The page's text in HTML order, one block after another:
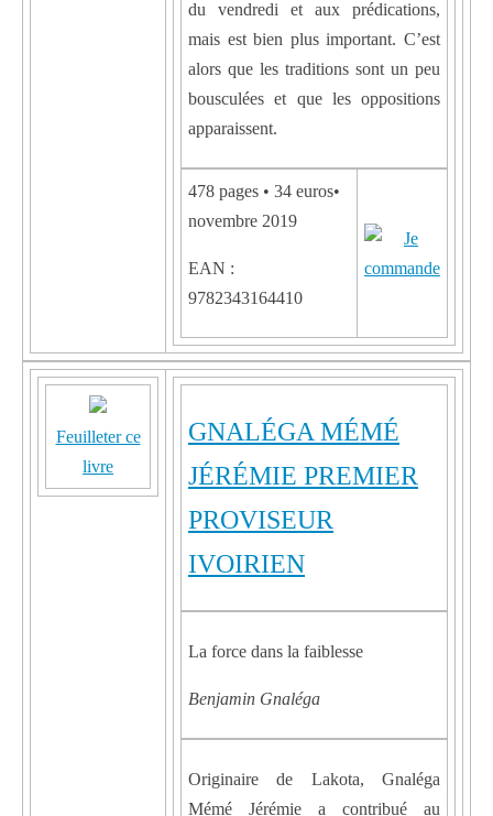
du vendredi et aux prédications,
mais est bien plus important. C’est
alors que les traditions sont un peu
bousculées et que les oppositions
apparaissent.
478 pages • 34 euros•
novembre 2019
EAN :
9782343164410
Feuilleter ce
livre
GNALÉGA MÉMÉ
JÉRÉMIE PREMIER
PROVISEUR
IVOIRIEN
La force dans la faiblesse
Benjamin Gnaléga
Originaire de Lakota, Gnaléga
Mémé Jérémie a contribué au